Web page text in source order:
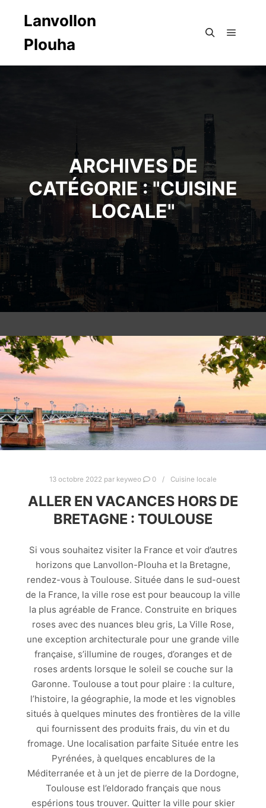
Lanvollon
Plouha
ARCHIVES DE
CATÉGORIE : "CUISINE
LOCALE"
13 octobre 2022 par keyweo 0 Cuisine locale
ALLER EN VACANCES HORS DE
BRETAGNE : TOULOUSE
Si vous souhaitez visiter la France et voir d’autres
horizons que Lanvollon-Plouha et la Bretagne,
rendez-vous à Toulouse. Située dans le sud-ouest
de la France, la ville rose est pour beaucoup la ville
la plus agréable de France. Construite en briques
roses avec des nuances bleu gris, La Ville Rose,
une exception architecturale pour une grande ville
française, s’illumine de rouges, d’oranges et de
roses ardents lorsque le soleil se couche sur la
Garonne. Toulouse a tout pour plaire : la culture,
l’histoire, la géographie, la mode et les vignobles
situés à quelques minutes des frontières de la ville
qui fournissent des produits frais, du vin et du
fromage. Une localisation parfaite Située entre les
Pyrénées, à quelques encablures de la
Méditerranée et à un jet de pierre de la Dordogne,
Toulouse est l’eldorado français que nous
espérions tous trouver. Quitter la ville pour skier